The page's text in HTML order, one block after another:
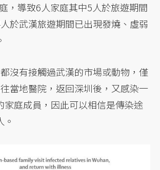
，導致6人家庭其中5人於旅遊期間
於武漢旅遊期間已出現發燒、虛弱
沒有接觸過武漢的市場或動物，僅
當地醫院，返回深圳後，又感染一
家庭成員，因此可以相信是傳染途